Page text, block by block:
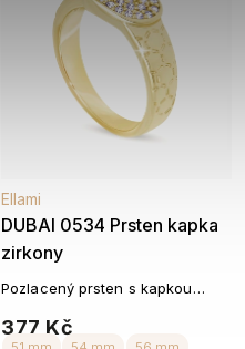
DUBAI 0534 Prsten kapka
zirkony
Ellami
377 Kč
Pozlacený prsten s kapkou